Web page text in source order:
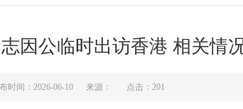
因公临时出访香港 相关情
时间：2026-06-10 来源： 点击： 201